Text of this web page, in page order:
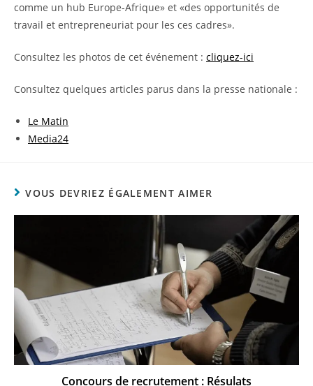
comme un hub Europe-Afrique» et «des opportunités de
travail et entrepreneuriat pour les ces cadres».
Consultez les photos de cet événement : cliquez-ici
Consultez quelques articles parus dans la presse nationale :
Le Matin
Media24
VOUS DEVRIEZ ÉGALEMENT AIMER
Concours de recrutement : Résulats